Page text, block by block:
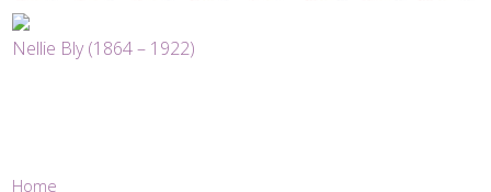
Nellie Bly (1864 – 1922)
Home